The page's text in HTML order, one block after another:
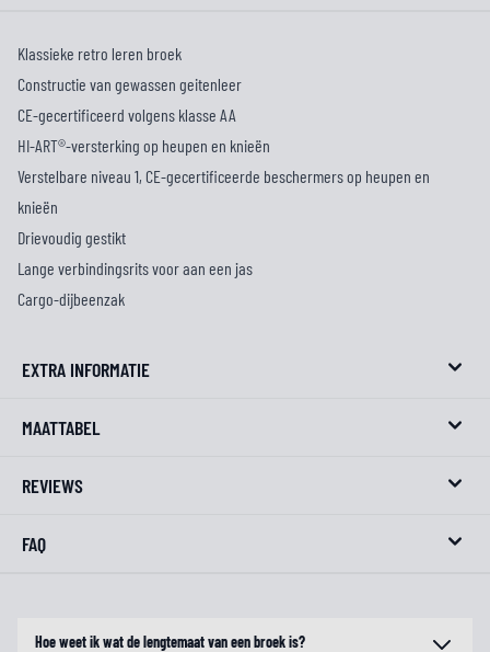
Klassieke retro leren broek
Constructie van gewassen geitenleer
CE-gecertificeerd volgens klasse AA
HI-ART®-versterking op heupen en knieën
Verstelbare niveau 1, CE-gecertificeerde beschermers op heupen en
knieën
Drievoudig gestikt
Lange verbindingsrits voor aan een jas
Cargo-dijbeenzak
EXTRA INFORMATIE
MAATTABEL
REVIEWS
FAQ
Hoe weet ik wat de lengtemaat van een broek is?